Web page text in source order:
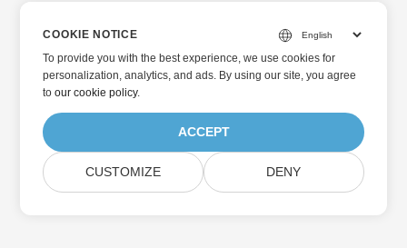
COOKIE NOTICE
To provide you with the best experience, we use cookies for
personalization, analytics, and ads. By using our site, you agree
toour cookie policy.
ACCEPT
CUSTOMIZE DENY